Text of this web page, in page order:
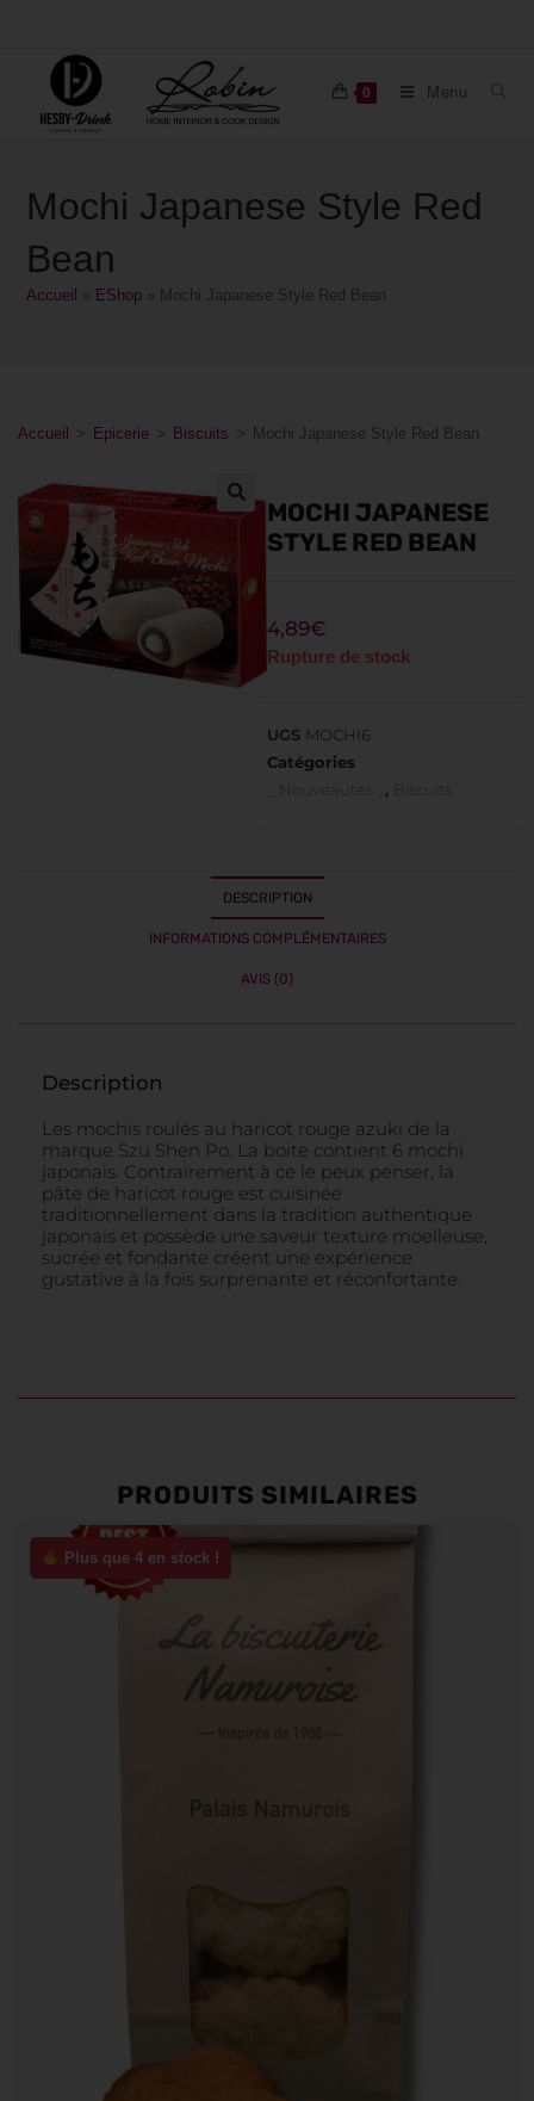
0 Menu
Mochi Japanese Style Red
Bean
Accueil EShop Mochi Japanese Style Red Bean
Accueil > Epicerie > Biscuits > Mochi Japanese Style Red Bean
MOCHI JAPANESE
STYLE RED BEAN
4,89€
Rupture de stock
UGS MOCHI6
Catégories
_ Nouveautés _ , Biscuits
DESCRIPTION
INFORMATIONS COMPLÉMENTAIRES
AVIS (0)
Description
Les mochis roulés au haricot rouge azuki de la
marque Szu Shen Po. La boite contient 6 mochi
japonais. Contrairement à ce le peux penser, la
pâte de haricot rouge est cuisinée
traditionnellement dans la tradition authentique
japonais et possède une saveur texture moelleuse,
sucrée et fondante créent une expérience
gustative à la fois surprenante et réconfortante.
PRODUITS SIMILAIRES
Plus que 4 en stock !